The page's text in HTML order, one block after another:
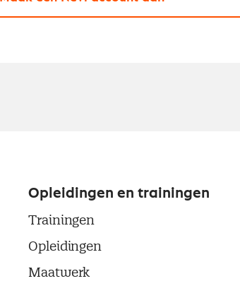
Opleidingen en trainingen
Trainingen
Opleidingen
Maatwerk